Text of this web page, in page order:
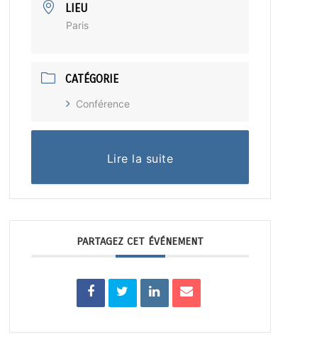
LIEU
Paris
CATÉGORIE
Conférence
Lire la suite
PARTAGEZ CET ÉVÉNEMENT